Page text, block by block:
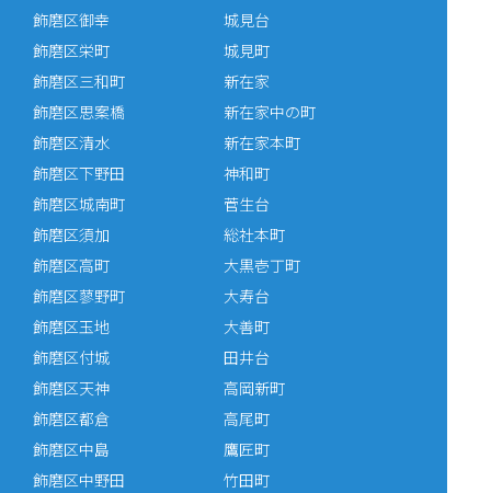
飾磨区御幸
飾磨区栄町
飾磨区三和町
飾磨区思案橋
飾磨区清水
飾磨区下野田
飾磨区城南町
飾磨区須加
飾磨区高町
飾磨区蓼野町
飾磨区玉地
飾磨区付城
飾磨区天神
飾磨区都倉
飾磨区中島
飾磨区中野田
城見台
城見町
新在家
新在家中の町
新在家本町
神和町
菅生台
総社本町
大黒壱丁町
大寿台
大善町
田井台
高岡新町
高尾町
鷹匠町
竹田町